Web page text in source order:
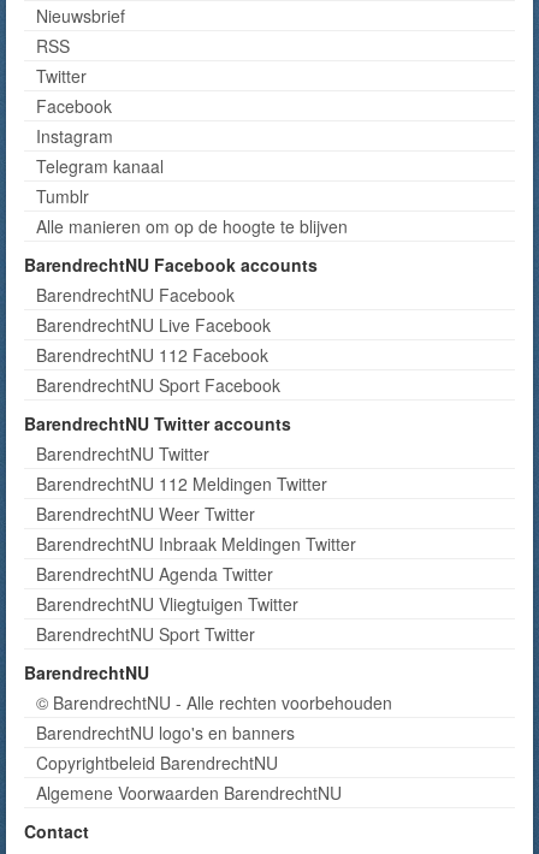
Nieuwsbrief
RSS
Twitter
Facebook
Instagram
Telegram kanaal
Tumblr
Alle manieren om op de hoogte te blijven
BarendrechtNU Facebook accounts
BarendrechtNU Facebook
BarendrechtNU Live Facebook
BarendrechtNU 112 Facebook
BarendrechtNU Sport Facebook
BarendrechtNU Twitter accounts
BarendrechtNU Twitter
BarendrechtNU 112 Meldingen Twitter
BarendrechtNU Weer Twitter
BarendrechtNU Inbraak Meldingen Twitter
BarendrechtNU Agenda Twitter
BarendrechtNU Vliegtuigen Twitter
BarendrechtNU Sport Twitter
BarendrechtNU
© BarendrechtNU - Alle rechten voorbehouden
BarendrechtNU logo's en banners
Copyrightbeleid BarendrechtNU
Algemene Voorwaarden BarendrechtNU
Contact